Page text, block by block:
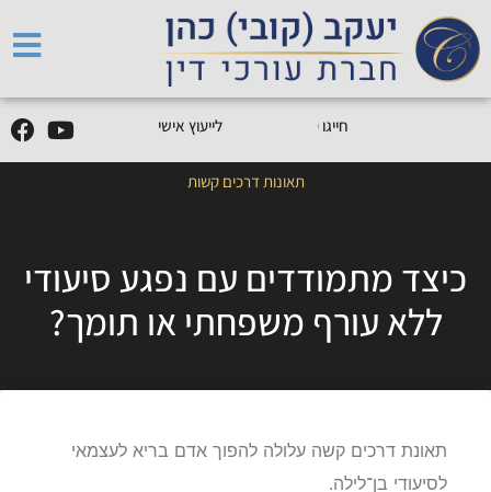
חייגו050- לייעוץ אישי
תאונות דרכים קשות
כיצד מתמודדים עם נפגע סיעודי
ללא עורף משפחתי או תומך?
תאונת דרכים קשה עלולה להפוך אדם בריא לעצמאי
לסיעודי בן־לילה.